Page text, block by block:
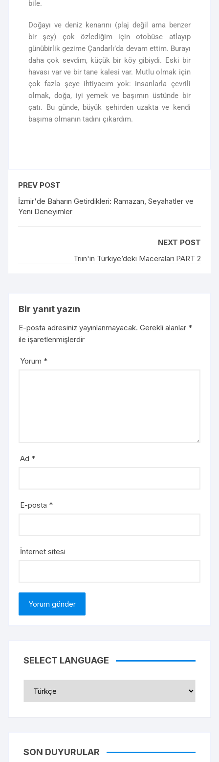
bile.
Doğayı ve deniz kenarını (plaj değil ama benzer
bir şey) çok özlediğim için otobüse atlayıp
günübirlik gezime Çandarlı’da devam ettim. Burayı
daha çok sevdim, küçük bir köy gibiydi. Eski bir
havası var ve bir tane kalesi var. Mutlu olmak için
çok fazla şeye ihtiyacım yok: insanlarla çevrili
olmak, doğa, iyi yemek ve başımın üstünde bir
çatı. Bu günde, büyük şehirden uzakta ve kendi
başıma olmanın tadını çıkardım.
PREV POST
İzmir'de Baharın Getirdikleri: Ramazan, Seyahatler ve
Yeni Deneyimler
NEXT POST
Trıın'in Türkiye’deki Maceraları PART 2
Bir yanıt yazın
E-posta adresiniz yayınlanmayacak. Gerekli alanlar *
ile işaretlenmişlerdir
Yorum *
Ad *
E-posta *
İnternet sitesi
SELECT LANGUAGE
SON DUYURULAR